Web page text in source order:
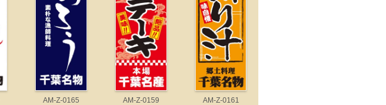
AM-Z-0165
AM-Z-0159
AM-Z-0161